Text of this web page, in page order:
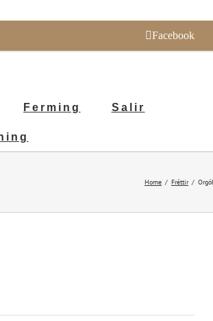
Facebook
Ferming Salir
Home Fréttir